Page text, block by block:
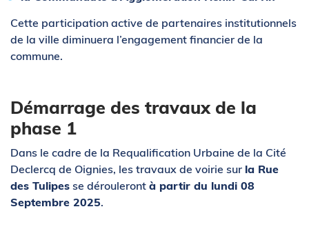
Cette participation active de partenaires institutionnels
de la ville diminuera l’engagement financier de la
commune.
Démarrage des travaux de la
phase 1
Dans le cadre de la Requalification Urbaine de la Cité
Declercq de Oignies, les travaux de voirie sur la Rue
des Tulipes se dérouleront à partir du lundi 08
Septembre 2025.